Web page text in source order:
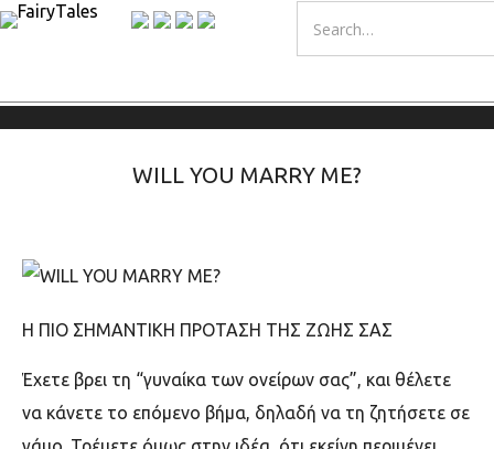
WILL YOU MARRY ME?
Η ΠΙΟ ΣΗΜΑΝΤΙΚΗ ΠΡΟΤΑΣΗ ΤΗΣ ΖΩΗΣ ΣΑΣ
Έχετε βρει τη “γυναίκα των ονείρων σας”, και θέλετε
να κάνετε το επόμενο βήμα, δηλαδή να τη ζητήσετε σε